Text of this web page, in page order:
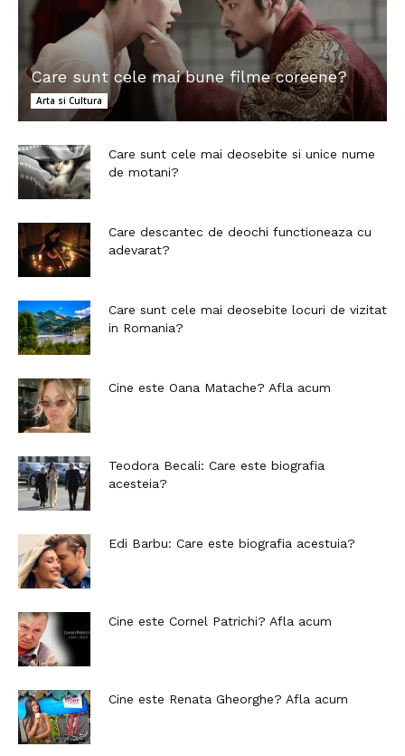
Care sunt cele mai bune filme coreene?
Arta si Cultura
Care sunt cele mai deosebite si unice nume
de motani?
Care descantec de deochi functioneaza cu
adevarat?
Care sunt cele mai deosebite locuri de vizitat
in Romania?
Cine este Oana Matache? Afla acum
Teodora Becali: Care este biografia
acesteia?
Edi Barbu: Care este biografia acestuia?
Cine este Cornel Patrichi? Afla acum
Cine este Renata Gheorghe? Afla acum